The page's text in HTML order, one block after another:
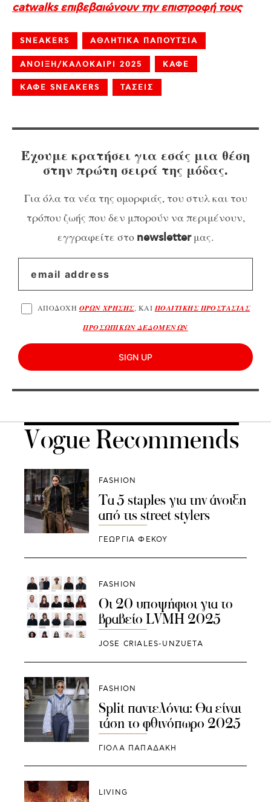
catwalks επιβεβαιώνουν την επιστροφή τους
SNEAKERS ΑΘΛΗΤΙΚΑ ΠΑΠΟΥΤΣΙΑ
ΑΝΟΙΞΗ/ΚΑΛΟΚΑΙΡΙ 2025 ΚΑΦΕ
ΚΑΦΕ SNEAKERS ΤΑΣΕΙΣ
Έχουμε κρατήσει για εσάς μια θέση
στην πρώτη σειρά της μόδας.
Για όλα τα νέα της ομορφιάς, του στυλ και του
τρόπου ζωής που δεν μπορούν να περιμένουν,
εγγραφείτε στο newsletterμας.
ΑΠΟΔΟΧΗ ΟΡΩΝ ΧΡΗΣΗΣ, ΚΑΙ ΠΟΛΙΤΙΚΗΣ ΠΡΟΣΤΑΣΙΑΣ
ΠΡΟΣΩΠΙΚΩΝ ΔΕΔΟΜΕΝΩΝ
SIGN UP
Vogue Recommends
FASHION
Τα 5 staples για την άνοιξη
από τις street stylers
ΓΕΩΡΓΙΑ ΦΕΚΟΥ
FASHION
Οι 20 υποψήφιοι για το
βραβείο LVMH 2025
JOSE CRIALES-UNZUETA
FASHION
Split παντελόνια: Θα είναι
τάση το φθινόπωρο 2025
ΓΙΌΛΑ ΠΑΠΑΔΆΚΗ
LIVING